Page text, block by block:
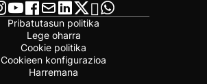
Pribatutasun politika
Lege oharra
Cookie politika
Cookieen konfigurazioa
Harremana